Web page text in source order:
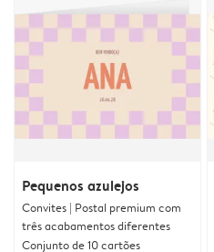
Pequenos azulejos
Convites | Postal premium com
três acabamentos diferentes
Conjunto de 10 cartões